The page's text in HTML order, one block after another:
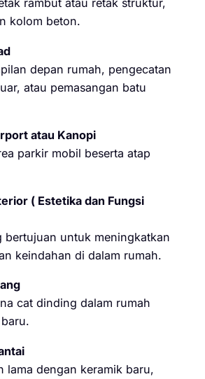
rambut atau retak struktur,
kolom beton.
depan rumah, pengecatan
atau pemasangan batu
atau Kanopi
parkir mobil beserta atap
( Estetika dan Fungsi
bertujuan untuk meningkatkan
keindahan di dalam rumah.
cat dinding dalam rumah
lama dengan keramik baru,